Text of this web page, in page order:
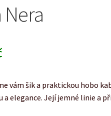
Nera
vám šik a praktickou hobo
a elegance. Její jemné linie a